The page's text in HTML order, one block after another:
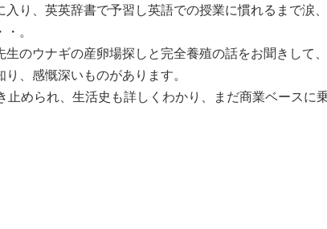
り、英英辞書で予習し英語での授業に慣れるまで涙
。
のウナギの産卵場探しと完全養殖の話をお聞きして
、感慨深いものがあります。
止められ、生活史も詳しくわかり、まだ商業ベースに